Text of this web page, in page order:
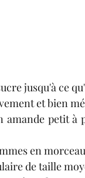
jusqu'à ce
et bien
amande petit
en
de taille